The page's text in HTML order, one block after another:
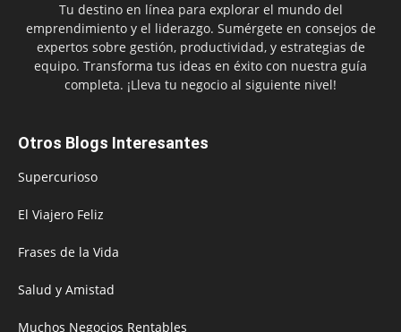
Tu destino en línea para explorar el mundo del
emprendimiento y el liderazgo. Sumérgete en consejos de
expertos sobre gestión, productividad, y estrategias de
equipo. Transforma tus ideas en éxito con nuestra guía
completa. ¡Lleva tu negocio al siguiente nivel!
Otros Blogs Interesantes
Supercurioso
El Viajero Feliz
Frases de la Vida
Salud y Amistad
Muchos Negocios Rentables